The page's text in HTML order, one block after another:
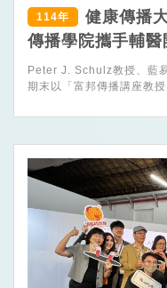
114年
健康傳播
傳播學院攜手輔
Peter J. Schulz教授、藍易振校長 &nbsp; 傳播學
期末以「富邦傳播講座教授